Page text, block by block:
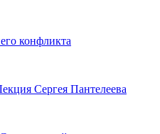
конфликта
Сергея Пантелеева